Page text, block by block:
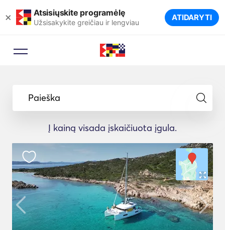
× Atsisiųskite programėlę
Užsisakykite greičiau ir lengviau ATIDARYTI
Paieška
Į kainą visada įskaičiuota įgula.